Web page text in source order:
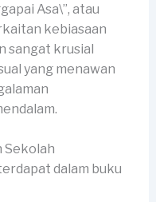
Asa\”, atau
kebiasaan
sangat krusial
yang menawan
Sekolah
dalam buku